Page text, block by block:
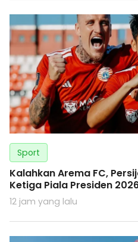
Sport
Kalahkan Arema FC,
Ketiga Piala Presiden
12 jam yang lalu